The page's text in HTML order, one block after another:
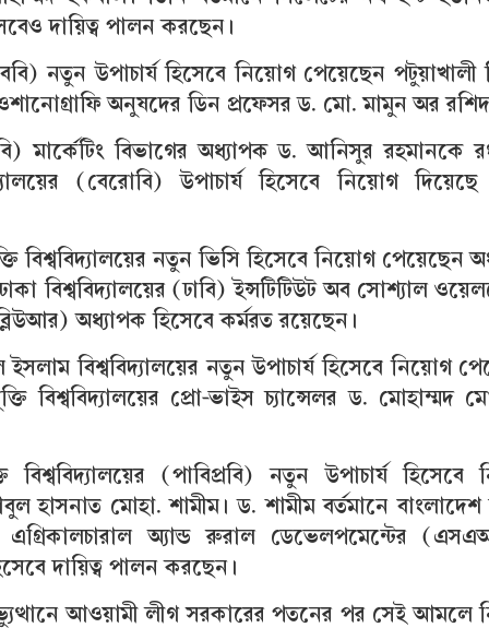
দায়িত্ব পালন করছেন।
নতুন উপাচার্য হিসেবে নিয়োগ পেয়েছেন পটুয়াখালী
ওশানোগ্রাফি অনুষদের ডিন প্রফেসর ড. মো. মামুন অর
মার্কেটিং বিভাগের অধ্যাপক ড. আনিসুর রহমানকে
(বেরোবি) উপাচার্য হিসেবে নিয়োগ দিয়েছে
বিশ্ববিদ্যালয়ের নতুন ভিসি হিসেবে নিয়োগ পেয়েছেন
বিশ্ববিদ্যালয়ের (ঢাবি) ইন্সটিটিউট অব সোশ্যাল
অধ্যাপক হিসেবে কর্মরত রয়েছেন।
বিশ্ববিদ্যালয়ের নতুন উপাচার্য হিসেবে নিয়োগ
বিশ্ববিদ্যালয়ের প্রো-ভাইস চ্যান্সেলর ড. মোহাম্মদ
বিশ্ববিদ্যালয়ের (পাবিপ্রবি) নতুন উপাচার্য হিসেবে
মোহা. শামীম। ড. শামীম বর্তমানে বাংলাদেশ
এগ্রিকালচারাল অ্যান্ড রুরাল ডেভেলপমেন্টের
দায়িত্ব পালন করছেন।
আওয়ামী লীগ সরকারের পতনের পর সেই আমলে